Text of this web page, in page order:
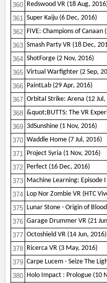
360 Redswood VR (18 Aug,
361 Super Kaiju (6 Dec, 2016)
362 FIVE: Champions of Canaan
363 Smash Party VR (18 Dec,
364 ShotForge (2 Nov, 2016)
365 Virtual Warfighter (2 Sep,
366 PaintLab (29 Apr, 2016)
367 Orbital Strike: Arena (12 Jul,
368 &quot;BUTTS: The VR
369 3dSunshine (1 Nov, 2016)
370 Waddle Home (7 Jul, 2016)
371 Project Syria (1 Nov, 2016)
372 Perfect (16 Dec, 2016)
373 Machine Learning: Episode
374 Lop Nor Zombie VR (HTC
375 Lunar Stone - Origin of
376 Garage Drummer VR (21
377 Octoshield VR (14 Jun, 2016)
378 Ricerca VR (3 May, 2016)
379 Carpe Lucem - Seize The
380 Holo Impact : Prologue (10